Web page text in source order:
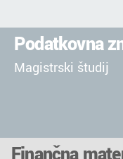
Podatkovna
Magistrski študij